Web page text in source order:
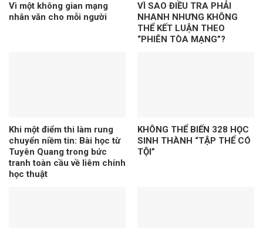
Vì một không gian mạng
nhân văn cho mỗi người
VÌ SAO ĐIỀU TRA PHẢI
NHANH NHƯNG KHÔNG
THỂ KẾT LUẬN THEO
“PHIÊN TÒA MẠNG”?
Khi một điểm thi làm rung
chuyển niềm tin: Bài học từ
Tuyên Quang trong bức
tranh toàn cầu về liêm chính
học thuật
KHÔNG THỂ BIẾN 328 HỌC
SINH THÀNH “TẬP THỂ CÓ
TỘI”